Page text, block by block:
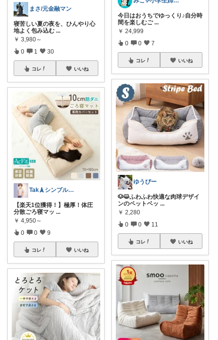
まさ/元金融マン
寝苦しい夏の夜を、ひんやり心
地よく包み込む ...
￥ 3,980～
0 1 30
コレ いいね
Tak🗼シンプルで健康的な暮らし
【楽天1位獲得！】極厚！体圧
分散ごろ寝マッ ...
￥ 4,950～
0 0 9
コレ いいね
今日はおうちでゆっくり♪自分時
間を楽しむご ...
￥ 24,999
0 0 7
コレ いいね
ゆうぴー
🐶😺ふわふわ快適な肉球デザイ
ンのペットベッ ...
￥ 2,280
0 0 11
コレ いいね